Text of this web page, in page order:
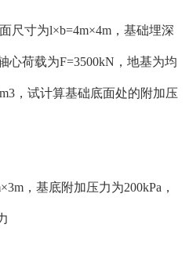
寸为l×b=4m×4m，基础埋深
心荷载为F=3500kN，地基为均
，试计算基础底面处的附加压
，基底附加压力为200kPa，